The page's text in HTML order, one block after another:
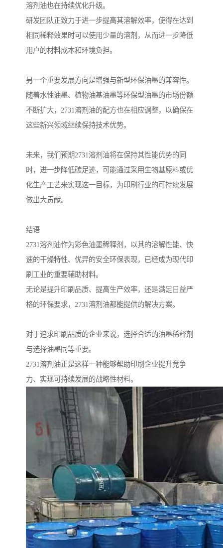
溶剂油也在持续优化升级。
研发团队正致力于进一步提高其溶解效率，使得在达到
相同稀释效果时可以使用少量的溶剂，从而进一步降低
用户的材料成本和环境负担。
另一个重要发展方向是增强与新型环保油墨的兼容性。
随着水性油墨、植物油基油墨等环保型油墨的市场份额
不断扩大，2731溶剂油的配方也在相应调整，以确保在
这些新兴领域继续保持技术优势。
未来，我们预期2731溶剂油将在保持其性能优势的同
时，进一步降低碳足迹，可能通过采用生物基原料或优
化生产工艺来实现这一目标，为印刷行业的可持续发展
做出大贡献。
结语
2731溶剂油作为彩色油墨稀释剂，以其的溶解性能、快
速的干燥特性、优异的安全环保表现，已经成为现代印
刷工业的重要辅助材料。
无论是提升印刷品质、提高生产效率，还是满足日益严
格的环保要求，2731溶剂油都能提供的解决方案。
对于追求印刷品质的企业来说，选择合适的油墨稀释剂
与选择油墨同等重要。
2731溶剂油正是这样一种能够帮助印刷企业提升竞争
力、实现可持续发展的战略性材料。